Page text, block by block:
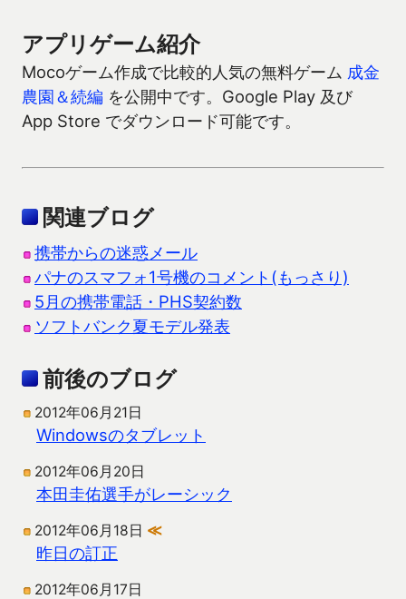
アプリゲーム紹介
Mocoゲーム作成で比較的人気の無料ゲーム 成金
農園＆続編 を公開中です。Google Play 及び
App Store でダウンロード可能です。
関連ブログ
携帯からの迷惑メール
パナのスマフォ1号機のコメント(もっさり)
5月の携帯電話・PHS契約数
ソフトバンク夏モデル発表
前後のブログ
2012年06月21日
Windowsのタブレット
2012年06月20日
本田圭佑選手がレーシック
2012年06月18日 ≪
昨日の訂正
2012年06月17日